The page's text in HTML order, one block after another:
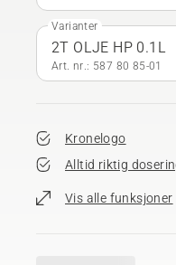
Varianter
2T OLJE HP 0.1L
Art. nr.: 587 80 85‑01
Kronelogo
Alltid riktig
Vis alle funksjoner